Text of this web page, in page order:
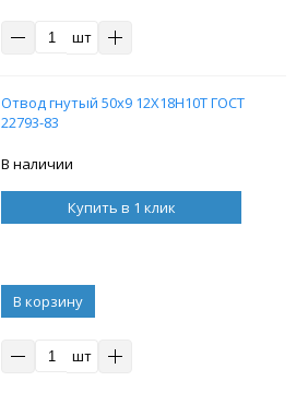
шт
Отвод гнутый 50х9 12Х18Н10Т ГОСТ
22793-83
В наличии
Купить в 1 клик
В корзину
шт